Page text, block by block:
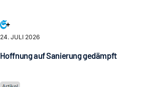
24. JULI 2026
Hoffnung auf Sanierung gedämpft